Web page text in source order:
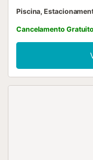
Piscina,
Cancelamento Gratuito